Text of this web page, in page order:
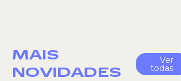
MAIS
NOVIDADES
Ver
todas